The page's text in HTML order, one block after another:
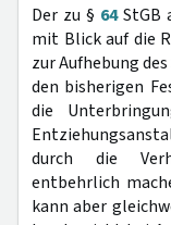
Der zu § 64StGB
mit Blick auf die
zur Aufhebung
den bisherigen
die
durch die
entbehrlich
kann aber